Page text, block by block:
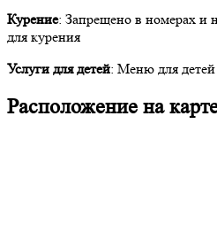
Курение: Запрещено в номерах и
для курения
Услуги для детей: Меню для детей
Расположение на